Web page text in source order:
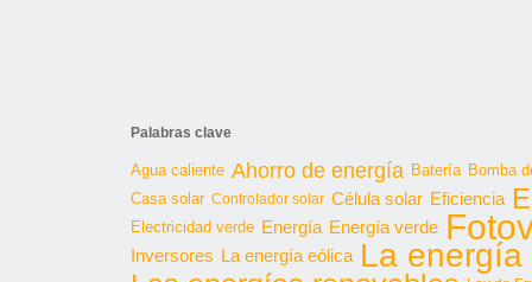
Palabras clave
Agua caliente Ahorro de energía Batería Bomba
Casa solar Controlador solar Célula solar Eficiencia
Electricidad verde Energía Energía verde
Inversores La energía eólica La energía